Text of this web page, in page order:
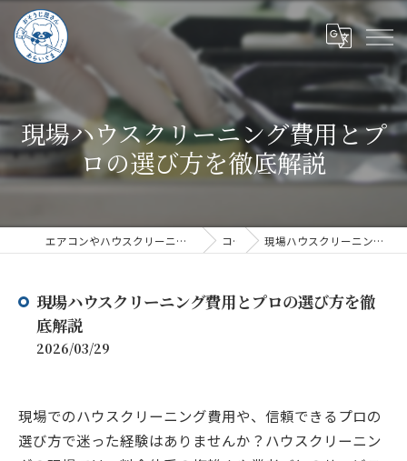
現場ハウスクリーニング費用とプ
ロの選び方を徹底解説
エアコンやハウスクリーニングならハウスクリーニングあらいぐま コラム 現場ハウスクリーニング費用とプロの選び方を徹底解説
現場ハウスクリーニング費用とプロの選び方を徹
底解説
2026/03/29
現場でのハウスクリーニング費用や、信頼できるプロの
選び方で迷った経験はありませんか？ハウスクリーニン